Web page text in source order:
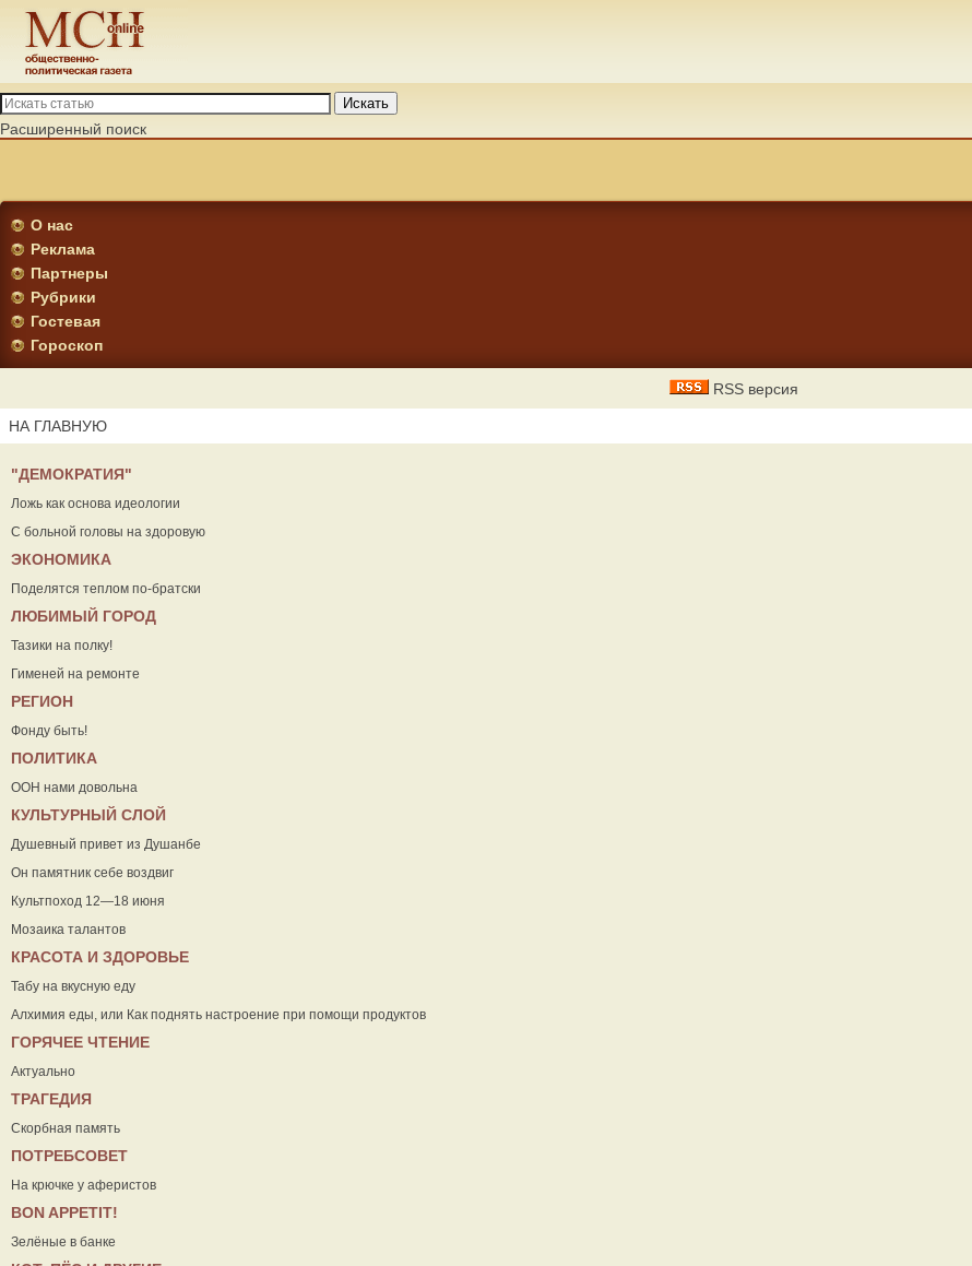
Искать
Расширенный поиск
О нас
Реклама
Партнеры
Рубрики
Гостевая
Гороскоп
RSS версия
НА ГЛАВНУЮ
"ДЕМОКРАТИЯ"
Ложь как основа идеологии
С больной головы на здоровую
ЭКОНОМИКА
Поделятся теплом по-братски
ЛЮБИМЫЙ ГОРОД
Тазики на полку!
Гименей на ремонте
РЕГИОН
Фонду быть!
ПОЛИТИКА
ООН нами довольна
КУЛЬТУРНЫЙ СЛОЙ
Душевный привет из Душанбе
Он памятник себе воздвиг
Культпоход 12—18 июня
Мозаика талантов
КРАСОТА И ЗДОРОВЬЕ
Табу на вкусную еду
Алхимия еды, или Как поднять настроение при помощи продуктов
ГОРЯЧЕЕ ЧТЕНИЕ
Актуально
ТРАГЕДИЯ
Скорбная память
ПОТРЕБСОВЕТ
На крючке у аферистов
ВON APPETIT!
Зелёные в банке